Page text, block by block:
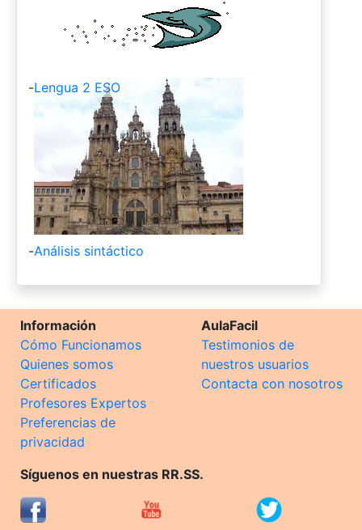
-Lengua 2 ESO
-Análisis sintáctico
Información
Cómo Funcionamos
Quienes somos
Certificados
Profesores Expertos
Preferencias de
privacidad
AulaFacil
Testimonios de
nuestros usuarios
Contacta con nosotros
Síguenos en nuestras RR.SS.